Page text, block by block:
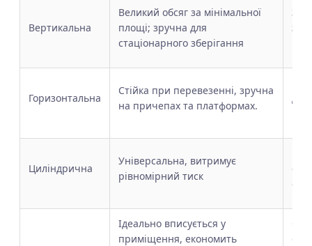
Вертикальна
Великий обсяг за мінімальної
площі; зручна для
стаціонарного зберігання
Горизонтальна
Стійка при перевезенні, зручна
на причепах та платформах.
Циліндрична
Універсальна, витримує
рівномірний тиск
Ідеально вписується у
приміщення, економить